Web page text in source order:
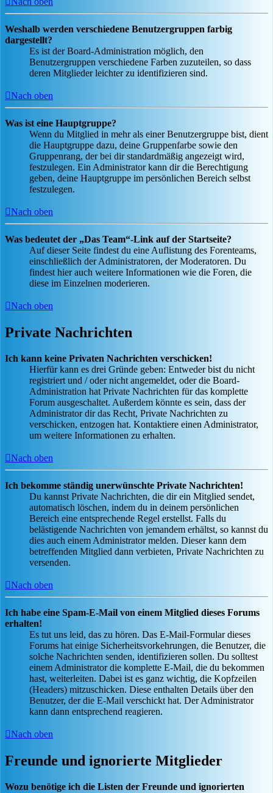
Weshalb werden verschiedene Benutzergruppen farbig
dargestellt?
Es ist der Board-Administration möglich, den
Benutzergruppen verschiedene Farben zuzuteilen, so dass
deren Mitglieder leichter zu identifizieren sind.
Nach oben
Was ist eine Hauptgruppe?
Wenn du Mitglied in mehr als einer Benutzergruppe bist, dient
die Hauptgruppe dazu, deine Gruppenfarbe sowie den
Gruppenrang, der bei dir standardmäßig angezeigt wird,
festzulegen. Ein Administrator kann dir die Berechtigung
geben, deine Hauptgruppe im persönlichen Bereich selbst
festzulegen.
Nach oben
Was bedeutet der „Das Team“-Link auf der Startseite?
Auf dieser Seite findest du eine Auflistung des Forenteams,
einschließlich der Administratoren, der Moderatoren. Du
findest hier auch weitere Informationen wie die Foren, die
diese im Einzelnen moderieren.
Nach oben
Private Nachrichten
Ich kann keine Privaten Nachrichten verschicken!
Hierfür kann es drei Gründe geben: Entweder bist du nicht
registriert und / oder nicht angemeldet, oder die Board-
Administration hat Private Nachrichten für das komplette
Forum ausgeschaltet. Außerdem könnte es sein, dass der
Administrator dir das Recht, Private Nachrichten zu
verschicken, entzogen hat. Kontaktiere einen Administrator,
um weitere Informationen zu erhalten.
Nach oben
Ich bekomme ständig unerwünschte Private Nachrichten!
Du kannst Private Nachrichten, die dir ein Mitglied sendet,
automatisch löschen, indem du in deinem persönlichen
Bereich eine entsprechende Regel erstellst. Falls du
belästigende Nachrichten von jemandem erhältst, so kannst du
dies auch einem Administrator melden. Dieser kann dem
betreffenden Mitglied dann verbieten, Private Nachrichten zu
versenden.
Nach oben
Ich habe eine Spam-E-Mail von einem Mitglied dieses Forums
erhalten!
Es tut uns leid, das zu hören. Das E-Mail-Formular dieses
Forums hat einige Sicherheitsvorkehrungen, die Benutzer, die
solche Nachrichten senden, identifizieren sollen. Du solltest
einem Administrator die komplette E-Mail, die du bekommen
hast, weiterleiten. Dabei ist es ganz wichtig, die Kopfzeilen
(Headers) mitzuschicken. Diese enthalten Details über den
Benutzer, der die E-Mail verschickt hat. Der Administrator
kann dann entsprechend reagieren.
Nach oben
Freunde und ignorierte Mitglieder
Wozu benötige ich die Listen der Freunde und ignorierten